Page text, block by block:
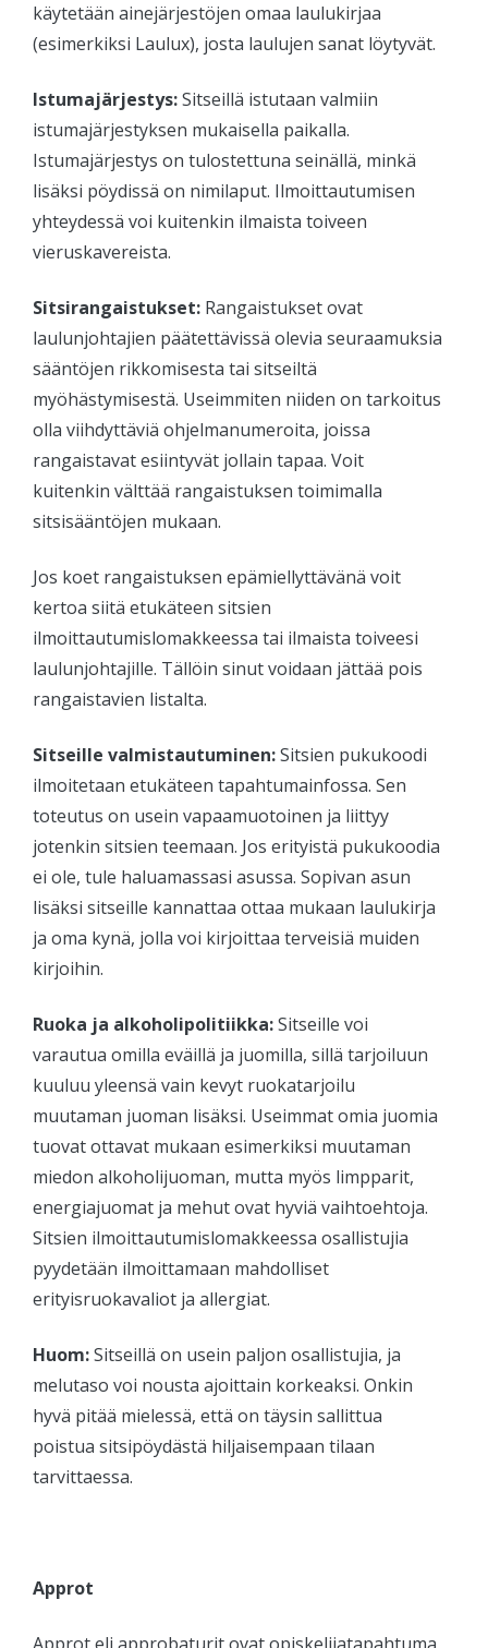
käytetään ainejärjestöjen omaa laulukirjaa
(esimerkiksi Laulux), josta laulujen sanat löytyvät.
Istumajärjestys:Sitseillä istutaan valmiin
istumajärjestyksen mukaisella paikalla.
Istumajärjestys on tulostettuna seinällä, minkä
lisäksi pöydissä on nimilaput. Ilmoittautumisen
yhteydessä voi kuitenkin ilmaista toiveen
vieruskavereista.
Sitsirangaistukset: Rangaistukset ovat
laulunjohtajien päätettävissä olevia seuraamuksia
sääntöjen rikkomisesta tai sitseiltä
myöhästymisestä. Useimmiten niiden on tarkoitus
olla viihdyttäviä ohjelmanumeroita, joissa
rangaistavat esiintyvät jollain tapaa. Voit
kuitenkin välttää rangaistuksen toimimalla
sitsisääntöjen mukaan.
Jos koet rangaistuksen epämiellyttävänä voit
kertoa siitä etukäteen sitsien
ilmoittautumislomakkeessa tai ilmaista toiveesi
laulunjohtajille. Tällöin sinut voidaan jättää pois
rangaistavien listalta.
Sitseille valmistautuminen:Sitsien pukukoodi
ilmoitetaan etukäteen tapahtumainfossa. Sen
toteutus on usein vapaamuotoinen ja liittyy
jotenkin sitsien teemaan. Jos erityistä pukukoodia
ei ole, tule haluamassasi asussa. Sopivan asun
lisäksi sitseille kannattaa ottaa mukaan laulukirja
ja oma kynä, jolla voi kirjoittaa terveisiä muiden
kirjoihin.
Ruoka ja alkoholipolitiikka:Sitseille voi
varautua omilla eväillä ja juomilla, sillä tarjoiluun
kuuluu yleensä vain kevyt ruokatarjoilu
muutaman juoman lisäksi. Useimmat omia juomia
tuovat ottavat mukaan esimerkiksi muutaman
miedon alkoholijuoman, mutta myös limpparit,
energiajuomat ja mehut ovat hyviä vaihtoehtoja.
Sitsien ilmoittautumislomakkeessa osallistujia
pyydetään ilmoittamaan mahdolliset
erityisruokavaliot ja allergiat.
Huom:Sitseillä on usein paljon osallistujia, ja
melutaso voi nousta ajoittain korkeaksi. Onkin
hyvä pitää mielessä, että on täysin sallittua
poistua sitsipöydästä hiljaisempaan tilaan
tarvittaessa.
Approt